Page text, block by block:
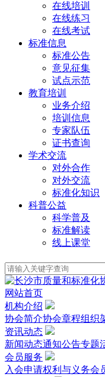
在线培训
在线练习
在线考试
标准信息
标准公告
意见征集
试点示范
教育培训
业务介绍
培训信息
专家队伍
证书查询
学术交流
对外合作
对外交流
标准化知识
科普公益
科学普及
标准解读
线上课堂
网站首页
机构介绍
协会简介协会章程组织
资讯动态
新闻动态通知公告专题
会员服务
入会申请权利与义务会